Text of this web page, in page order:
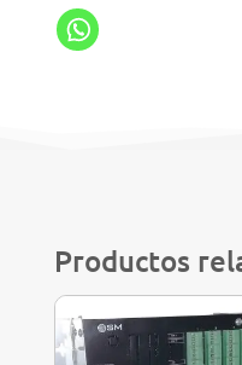
Productos